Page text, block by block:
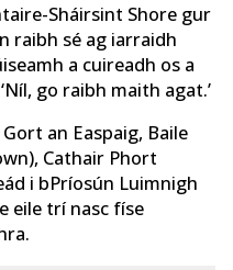
Sháirsint Shore gur
raibh sé ag iarraidh
a cuireadh os a
go raibh maith agat.’
an Easpaig, Baile
Cathair Phort
i bPríosún Luimnigh
eile trí nasc físe